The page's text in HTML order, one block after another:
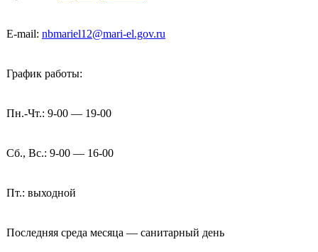
E-mail: nbmariel12@mari-el.gov.ru
График работы:
Пн.-Чт.: 9-00 — 19-00
Сб., Вс.: 9-00 — 16-00
Пт.: выходной
Последняя среда месяца — санитарный день